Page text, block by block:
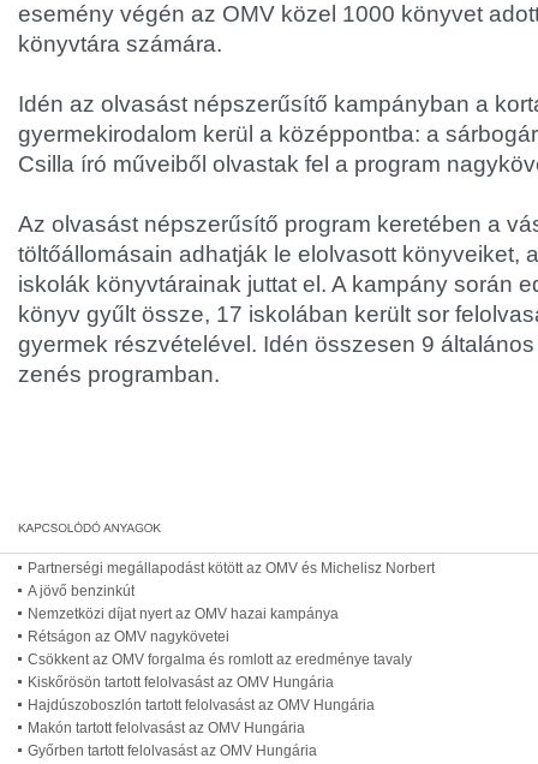
esemény végén az OMV közel 1000 könyvet
könyvtára számára.
Idén az olvasást népszerűsítő kampányban a
gyermekirodalom kerül a középpontba: a
Csilla író műveiből olvastak fel a program
Az olvasást népszerűsítő program keretében a
töltőállomásain adhatják le elolvasott könyveiket,
iskolák könyvtárainak juttat el. A kampány során
könyv gyűlt össze, 17 iskolában került sor
gyermek részvételével. Idén összesen 9
zenés programban.
Partnerségi megállapodást kötött az OMV és Michelisz Norbert
A jövő benzinkút
Nemzetközi díjat nyert az OMV hazai kampánya
Rétságon az OMV nagykövetei
Csökkent az OMV forgalma és romlott az eredménye tavaly
Kiskőrösön tartott felolvasást az OMV Hungária
Hajdúszoboszlón tartott felolvasást az OMV Hungária
Makón tartott felolvasást az OMV Hungária
Győrben tartott felolvasást az OMV Hungária